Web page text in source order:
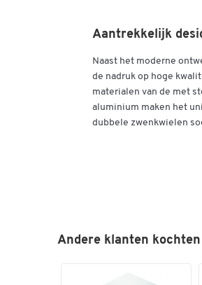
Aantrekkelijk
Naast het moderne
de nadruk op hoge
materialen van de met
aluminium maken het
dubbele zwenkwielen
Andere klanten